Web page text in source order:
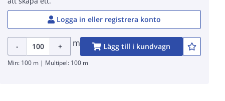
Logga in eller registrera konto
- + m Lägg till i kundvagn
Min: 100 m | Multipel: 100 m